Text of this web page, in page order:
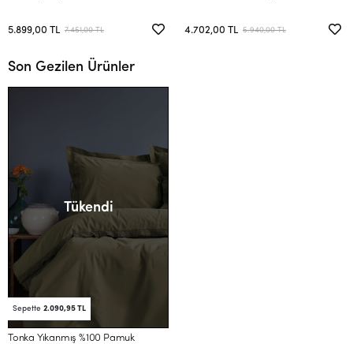
5.899,00 TL 7.451,00 TL 4.702,00 TL 5.940,00 TL
Son Gezilen Ürünler
Sepette 2.090,95 TL
Tükendi
Tonka Yıkanmış %100 Pamuk